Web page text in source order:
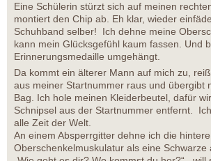
Eine Schülerin stürzt sich auf meinen
montiert den Chip ab. Eh klar, wieder
Schuhband selber! Ich dehne meine
kann mein Glücksgefühl kaum fassen. Und
Erinnerungsmedaille umgehängt.
Da kommt ein älterer Mann auf mich zu,
aus meiner Startnummer raus und übergibt
Bag. Ich hole meinen Kleiderbeutel, dafür
Schnipsel aus der Startnummer entfernt.
alle Zeit der Welt.
An einem Absperrgitter dehne ich die hintere
Oberschenkelmuskulatur als eine Schwarze